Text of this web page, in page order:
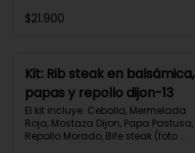
Fresco, Zanahoria, Receta Impresa.
$21.900
Kit: Rib steak en balsámica,
papas y repollo dijon-13
El kit incluye: Cebolla, Mermelada
Roja, Mostaza Dijon, Papa Pastusa,
Repollo Morado, Bife steak (foto